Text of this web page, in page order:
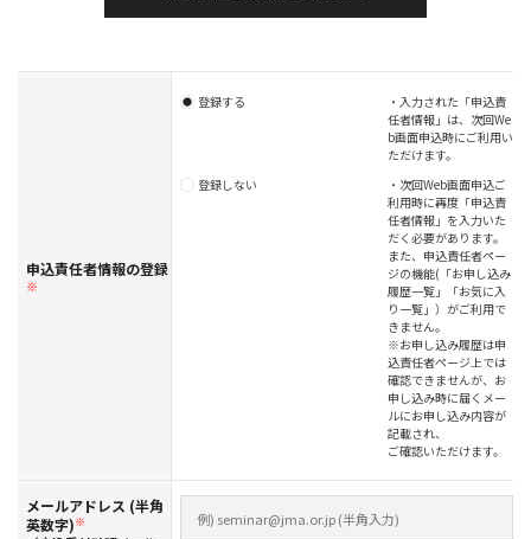
申込責任者情報の登録
※
登録する
・入力された「申込責
任者情報」は、次回We
b画面申込時にご利用い
ただけます。
登録しない
・次回Web画面申込ご
利用時に再度「申込責
任者情報」を入力いた
だく必要があります。
また、申込責任者ペー
ジの機能(「お申し込み
履歴一覧」「お気に入
り一覧」）がご利用で
きません。
※お申し込み履歴は申
込責任者ページ上では
確認できませんが、お
申し込み時に届くメー
ルにお申し込み内容が
記載され、
ご確認いただけます。
メールアドレス (半角
英数字)※